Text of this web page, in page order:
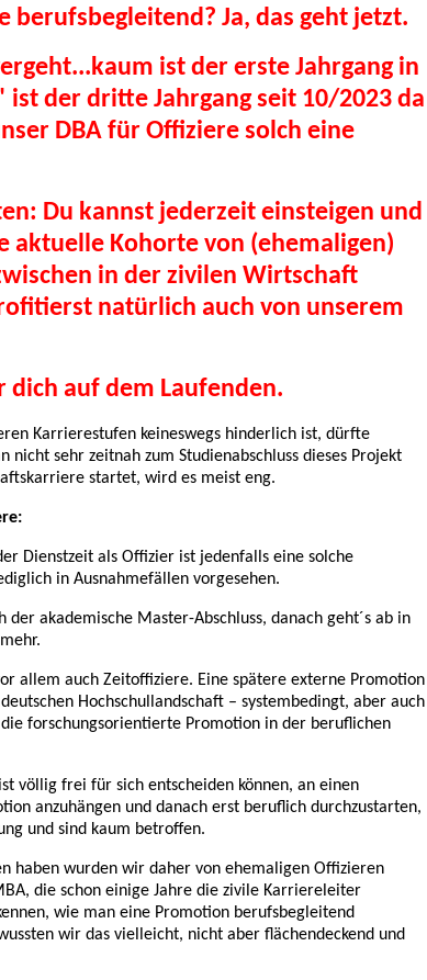
Ja, das geht jetzt.
ist der erste Jahrgang in
der dritte Jahrgang seit 10/2023 da
DBA für Offiziere solch eine
Du kannst jederzeit einsteigen und
aktuelle Kohorte von (ehemaligen)
in der zivilen Wirtschaft
natürlich auch von unserem
auf dem Laufenden.
Karrierestufen keineswegs hinderlich ist, dürfte
nicht sehr zeitnah zum Studienabschluss dieses Projekt
startet, wird es meist eng.
Dienstzeit als Offizier ist jedenfalls eine solche
in Ausnahmefällen vorgesehen.
akademische Master-Abschluss, danach geht´s ab in
allem auch Zeitoffiziere. Eine spätere externe Promotion
Hochschullandschaft – systembedingt, aber auch
forschungsorientierte Promotion in der beruflichen
völlig frei für sich entscheiden können, an einen
anzuhängen und danach erst beruflich durchzustarten,
und sind kaum betroffen.
haben wurden wir daher von ehemaligen Offizieren
die schon einige Jahre die zivile Karriereleiter
wie man eine Promotion berufsbegleitend
wir das vielleicht, nicht aber flächendeckend und